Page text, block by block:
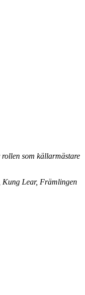
som källarmästare
Kung Lear, Främlingen